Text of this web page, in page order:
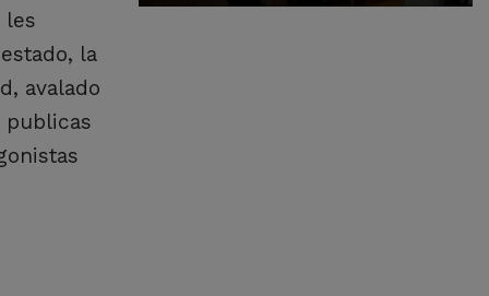
les
la
avalado
publicas